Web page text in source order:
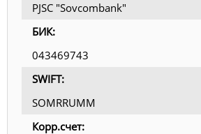
PJSC "Sovcombank"
БИК:
043469743
SWIFT:
SOMRRUMM
Корр.счет: